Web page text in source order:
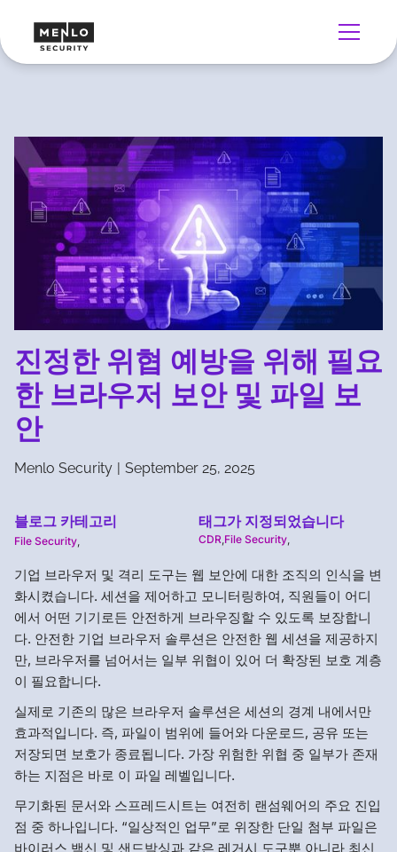
진정한 위협 예방을 위해 필요
한 브라우저 보안 및 파일 보
안
Menlo Security | September 25, 2025
블로그 카테고리
File Security
태그가 지정되었습니다
CDR File Security
기업 브라우저 및 격리 도구는 웹 보안에 대한 조직의 인식을 변
화시켰습니다. 세션을 제어하고 모니터링하여, 직원들이 어디
에서 어떤 기기로든 안전하게 브라우징할 수 있도록 보장합니
다. 안전한 기업 브라우저 솔루션은 안전한 웹 세션을 제공하지
만, 브라우저를 넘어서는 일부 위협이 있어 더 확장된 보호 계층
이 필요합니다.
실제로 기존의 많은 브라우저 솔루션은 세션의 경계 내에서만
효과적입니다. 즉, 파일이 범위에 들어와 다운로드, 공유 또는
저장되면 보호가 종료됩니다. 가장 위험한 위협 중 일부가 존재
하는 지점은 바로 이 파일 레벨입니다.
무기화된 문서와 스프레드시트는 여전히 랜섬웨어의 주요 진입
점 중 하나입니다. “일상적인 업무”로 위장한 단일 첨부 파일은
바이러스 백신 및 샌드박싱과 같은 레거시 도구뿐 아니라 최신